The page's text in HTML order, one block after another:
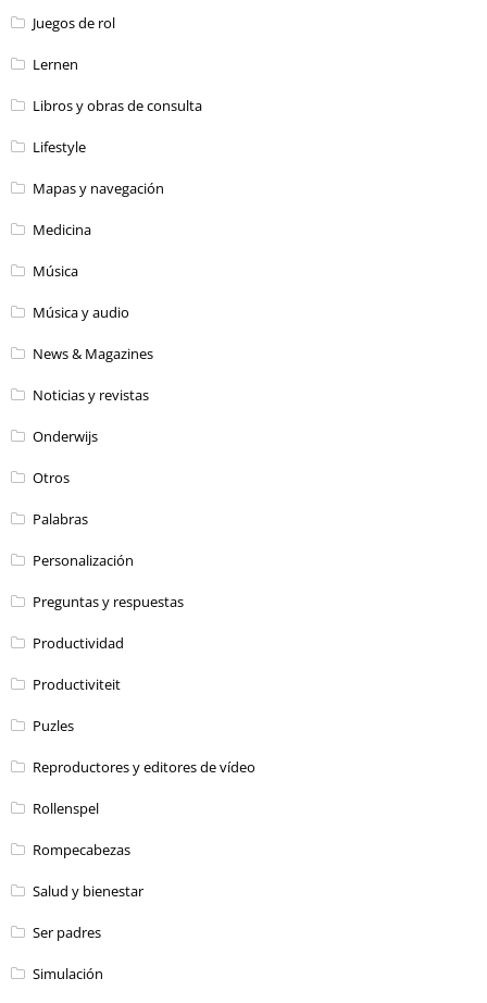
Juegos de rol
Lernen
Libros y obras de consulta
Lifestyle
Mapas y navegación
Medicina
Música
Música y audio
News & Magazines
Noticias y revistas
Onderwijs
Otros
Palabras
Personalización
Preguntas y respuestas
Productividad
Productiviteit
Puzles
Reproductores y editores de vídeo
Rollenspel
Rompecabezas
Salud y bienestar
Ser padres
Simulación